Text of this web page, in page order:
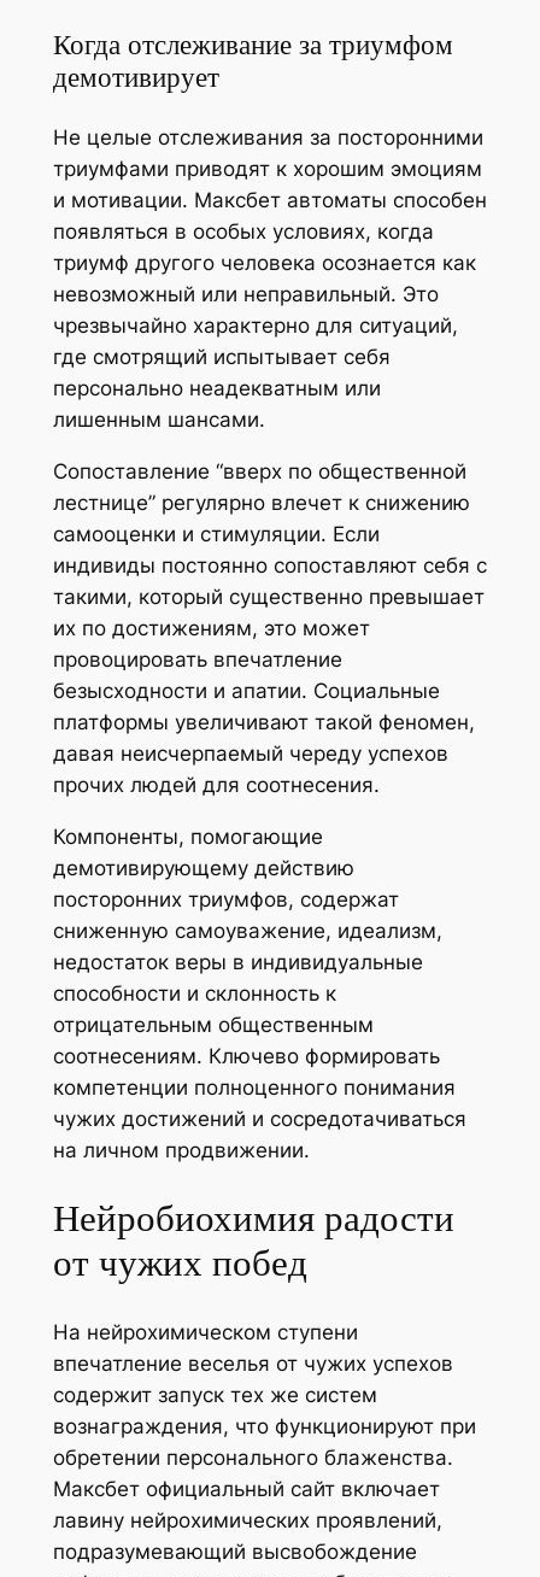
Когда отслеживание за триумфом
демотивирует
Не целые отслеживания за посторонними
триумфами приводят к хорошим эмоциям
и мотивации. Максбет автоматы способен
появляться в особых условиях, когда
триумф другого человека осознается как
невозможный или неправильный. Это
чрезвычайно характерно для ситуаций,
где смотрящий испытывает себя
персонально неадекватным или
лишенным шансами.
Сопоставление “вверх по общественной
лестнице” регулярно влечет к снижению
самооценки и стимуляции. Если
индивиды постоянно сопоставляют себя с
такими, который существенно превышает
их по достижениям, это может
провоцировать впечатление
безысходности и апатии. Социальные
платформы увеличивают такой феномен,
давая неисчерпаемый череду успехов
прочих людей для соотнесения.
Компоненты, помогающие
демотивирующему действию
посторонних триумфов, содержат
сниженную самоуважение, идеализм,
недостаток веры в индивидуальные
способности и склонность к
отрицательным общественным
соотнесениям. Ключево формировать
компетенции полноценного понимания
чужих достижений и сосредотачиваться
на личном продвижении.
Нейробиохимия радости
от чужих побед
На нейрохимическом ступени
впечатление веселья от чужих успехов
содержит запуск тех же систем
вознаграждения, что функционируют при
обретении персонального блаженства.
Максбет официальный сайт включает
лавину нейрохимических проявлений,
подразумевающий высвобождение